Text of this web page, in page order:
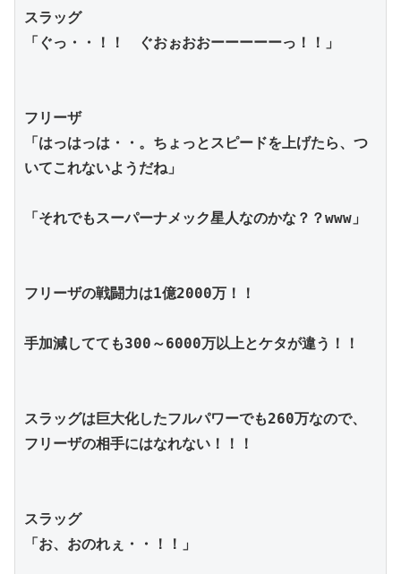
スラッグ
「ぐっ・・！！　ぐおぉおおーーーーーっ！！」
フリーザ
「はっはっは・・。ちょっとスピードを上げたら、つ
いてこれないようだね」
「それでもスーパーナメック星人なのかな？？www」
フリーザの戦闘力は1億2000万！！
手加減してても300～6000万以上とケタが違う！！
スラッグは巨大化したフルパワーでも260万なので、
フリーザの相手にはなれない！！！
スラッグ
「お、おのれぇ・・！！」